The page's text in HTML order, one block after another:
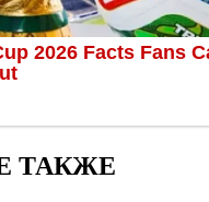
ТАКЖЕ